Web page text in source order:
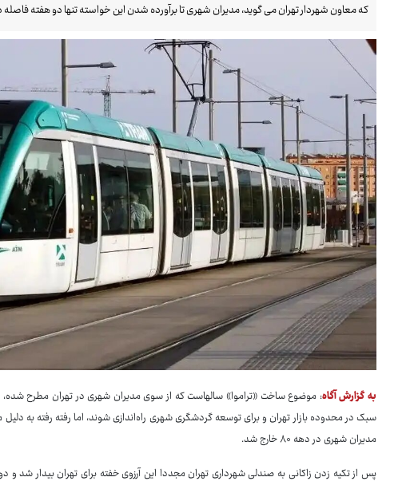
که معاون شهردار تهران می گوید، مدیران شهری تا برآورده شدن این خواسته تنها دو هفته فاصله
به گزارش آگاه
سبک در محدوده بازار تهران و برای توسعه گردشگری شهری راه‌اندازی شوند، اما رفته رفته به
مدیران شهری در دهه ۸۰ خارج شد.
پس از تکیه زدن زاکانی به صندلی شهرداری تهران مجددا این آرزوی خفته برای تهران بیدار شد و